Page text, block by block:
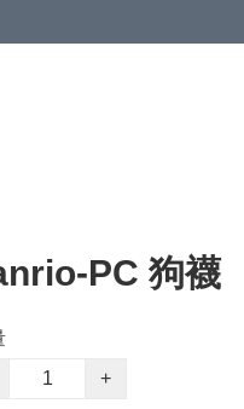
PC 狗襪
+